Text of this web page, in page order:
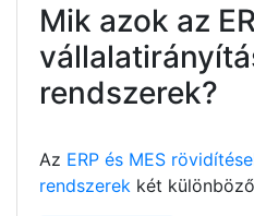
Mik azok az
rendszerek?
Az ERP és MES
rendszerek két